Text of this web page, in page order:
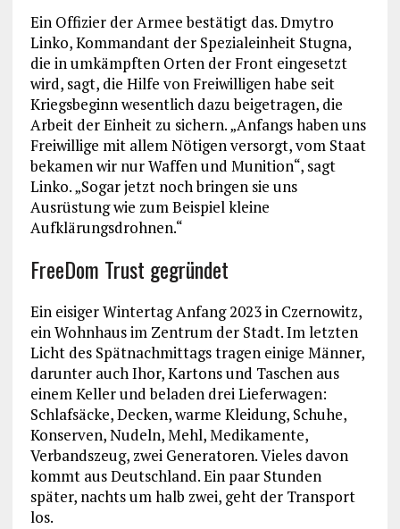
Ein Offizier der Armee bestätigt das. Dmytro
Linko, Kommandant der Spezialeinheit Stugna,
die in umkämpften Orten der Front eingesetzt
wird, sagt, die Hilfe von Freiwilligen habe seit
Kriegsbeginn wesentlich dazu beigetragen, die
Arbeit der Einheit zu sichern. „Anfangs haben uns
Freiwillige mit allem Nötigen versorgt, vom Staat
bekamen wir nur Waffen und Munition“, sagt
Linko. „Sogar jetzt noch bringen sie uns
Ausrüstung wie zum Beispiel kleine
Aufklärungsdrohnen.“
FreeDom Trust gegründet
Ein eisiger Wintertag Anfang 2023 in Czernowitz,
ein Wohnhaus im Zentrum der Stadt. Im letzten
Licht des Spätnachmittags tragen einige Männer,
darunter auch Ihor, Kartons und Taschen aus
einem Keller und beladen drei Lieferwagen:
Schlafsäcke, Decken, warme Kleidung, Schuhe,
Konserven, Nudeln, Mehl, Medikamente,
Verbandszeug, zwei Generatoren. Vieles davon
kommt aus Deutschland. Ein paar Stunden
später, nachts um halb zwei, geht der Transport
los.